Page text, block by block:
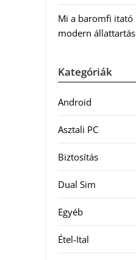
Mi a baromfi itató
modern
Kategóriák
Android
Asztali PC
Biztosítás
Dual Sim
Egyéb
Étel-Ital